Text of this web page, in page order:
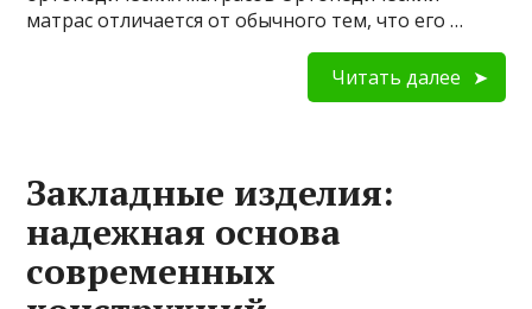
матрас отличается от обычного тем, что его …
Читать далее
Закладные изделия:
надежная основа
современных